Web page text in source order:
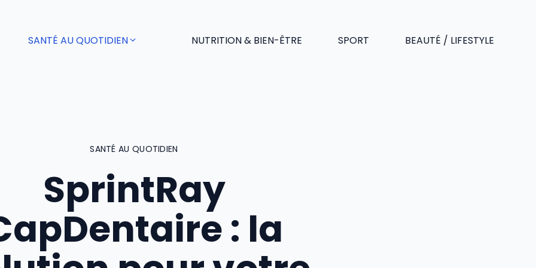
SANTÉ AU QUOTIDIEN NUTRITION & BIEN-ÊTRE SPORT BEAUTÉ / LIFESTYLE
SANTÉ AU QUOTIDIEN
SprintRay
: la